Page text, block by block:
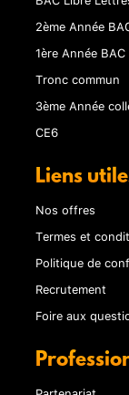
2ème Année
1ère Année BAC
Tronc commun
3ème Année
CE6
Liens
Nos offres
Termes et
Politique de
Recrutement
Foire aux